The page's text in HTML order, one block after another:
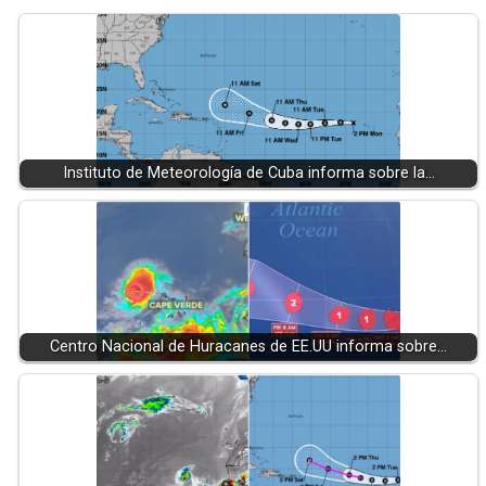
Instituto de Meteorología de Cuba informa sobre la…
Centro Nacional de Huracanes de EE.UU informa sobre…